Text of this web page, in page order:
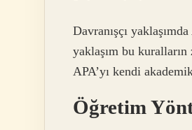
Davranışçı
yaklaşım bu
APA’yı kendi
Öğretim